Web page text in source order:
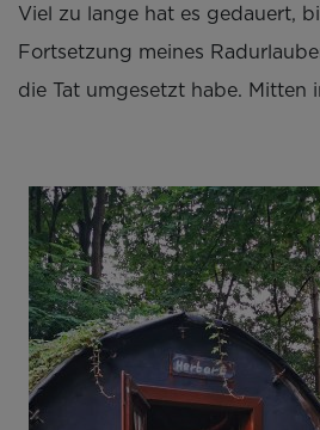
Viel zu lange hat es gedauert,
Fortsetzung meines
die Tat umgesetzt habe. Mitten